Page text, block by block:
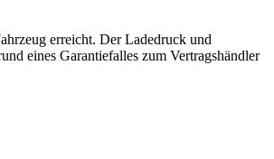
erreicht. Der Ladedruck und
eines Garantiefalles zum Vertragshändler